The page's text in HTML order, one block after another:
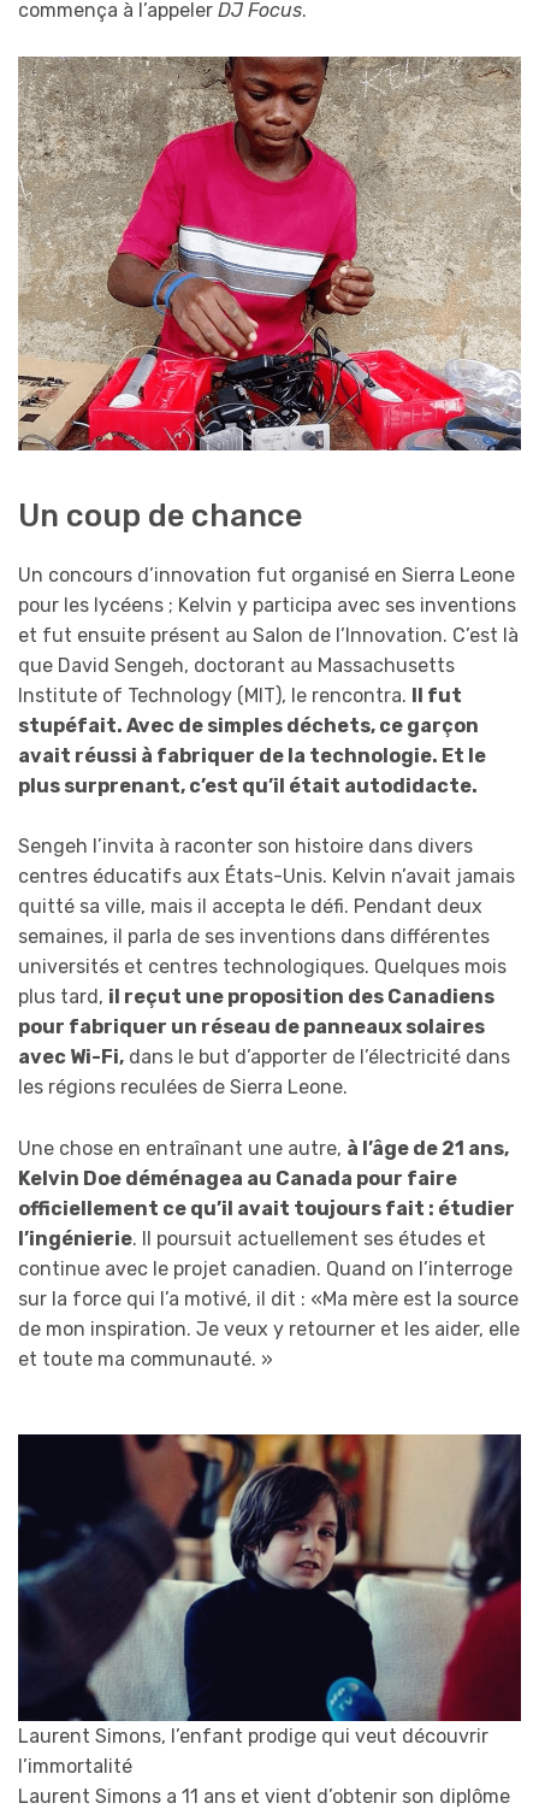
commença à l’appeler DJ Focus.
Un coup de chance
Un concours d’innovation fut organisé en Sierra Leone
pour les lycéens ; Kelvin y participa avec ses inventions
et fut ensuite présent au Salon de l’Innovation. C’est là
que David Sengeh, doctorant au Massachusetts
Institute of Technology (MIT), le rencontra. Il fut
stupéfait. Avec de simples déchets, ce garçon
avait réussi à fabriquer de la technologie. Et le
plus surprenant, c’est qu’il était autodidacte.
Sengeh l’invita à raconter son histoire dans divers
centres éducatifs aux États-Unis. Kelvin n’avait jamais
quitté sa ville, mais il accepta le défi. Pendant deux
semaines, il parla de ses inventions dans différentes
universités et centres technologiques. Quelques mois
plus tard, il reçut une proposition des Canadiens
pour fabriquer un réseau de panneaux solaires
avec Wi-Fi, dans le but d’apporter de l’électricité dans
les régions reculées de Sierra Leone.
Une chose en entraînant une autre, à l’âge de 21 ans,
Kelvin Doe déménagea au Canada pour faire
officiellement ce qu’il avait toujours fait : étudier
l’ingénierie. Il poursuit actuellement ses études et
continue avec le projet canadien. Quand on l’interroge
sur la force qui l’a motivé, il dit : «Ma mère est la source
de mon inspiration. Je veux y retourner et les aider, elle
et toute ma communauté. »
Laurent Simons, l’enfant prodige qui veut découvrir
l’immortalité
Laurent Simons a 11 ans et vient d’obtenir son diplôme